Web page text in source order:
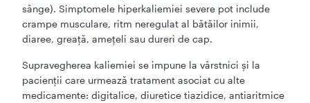
sânge). Simptomele hiperkaliemiei severe pot include
crampe musculare, ritm neregulat al bătăilor inimii,
diaree, greaţă, ameţeli sau dureri de cap.
Supravegherea kaliemiei se impune la vârstnici şi la
pacienţii care urmează tratament asociat cu alte
medicamente: digitalice, diuretice tiazidice, antiaritmice